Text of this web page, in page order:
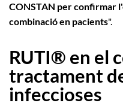
CONSTAN per confirmar
combinació en pacients".
RUTI® en el
tractament
infeccioses